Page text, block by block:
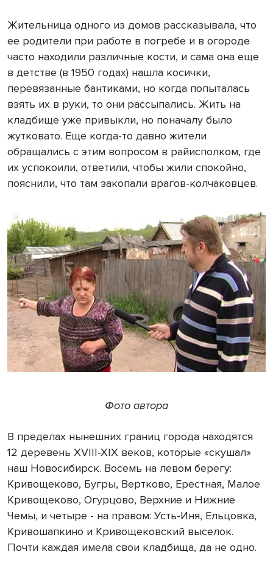
Жительница одного из домов рассказывала, что
ее родители при работе в погребе и в огороде
часто находили различные кости, и сама она еще
в детстве (в 1950 годах) нашла косички,
перевязанные бантиками, но когда попыталась
взять их в руки, то они рассыпались. Жить на
кладбище уже привыкли, но поначалу было
жутковато. Еще когда-то давно жители
обращались с этим вопросом в райисполком, где
их успокоили, ответили, чтобы жили спокойно,
пояснили, что там закопали врагов-колчаковцев.
Фото автора
В пределах нынешних границ города находятся
12 деревень XVIII-XIX веков, которые «скушал»
наш Новосибирск. Восемь на левом берегу:
Кривощеково, Бугры, Вертково, Ерестная, Малое
Кривощеково, Огурцово, Верхние и Нижние
Чемы, и четыре - на правом: Усть-Иня, Ельцовка,
Кривошапкино и Кривощековский выселок.
Почти каждая имела свои кладбища, да не одно.